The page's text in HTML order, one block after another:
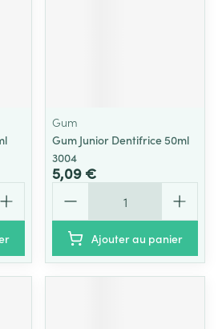
Gum
Gum Junior Dentifrice 50ml
3004
5,09 €
Ajouter au panier